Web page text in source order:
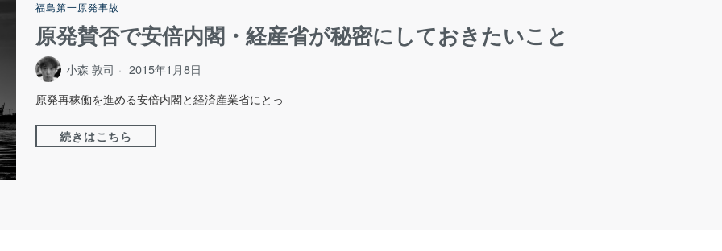
福島第一原発事故
原発賛否で安倍内閣・経産省が秘密にしておきたいこと
小森 敦司 2015年1月8日
原発再稼働を進める安倍内閣と経済産業省にとっ
続きはこちら